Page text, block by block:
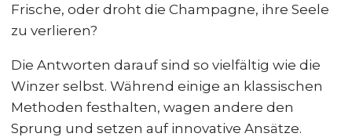
Frische, oder droht die Champagne, ihre Seele
zu verlieren?
Die Antworten darauf sind so vielfältig wie die
Winzer selbst. Während einige an klassischen
Methoden festhalten, wagen andere den
Sprung und setzen auf innovative Ansätze.